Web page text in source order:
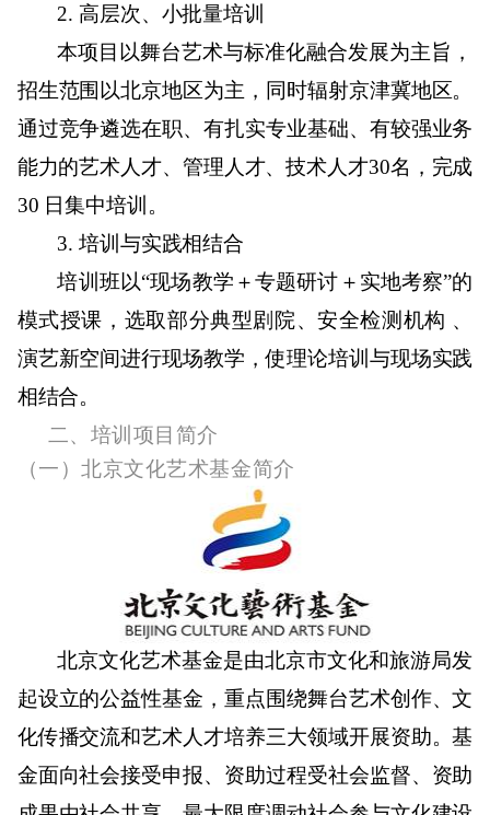
2.高层次、小批量培训
本项目以舞台艺术与标准化融合发展为主旨，
招生范围以北京地区为主，同时辐射京津冀地区。
通过竞争遴选在职、有扎实专业基础、有较强业务
能力的艺术人才、管理人才、技术人才30名，完成
30 日集中培训。
3.培训与实践相结合
培训班以“现场教学＋专题研讨＋实地考察”的
模式授课，选取部分典型剧院、安全检测机构 、
演艺新空间进行现场教学，使理论培训与现场实践
相结合。
二、培训项目简介
（一）北京文化艺术基金简介
北京文化艺术基金是由北京市文化和旅游局发
起设立的公益性基金，重点围绕舞台艺术创作、文
化传播交流和艺术人才培养三大领域开展资助。基
金面向社会接受申报、资助过程受社会监督、资助